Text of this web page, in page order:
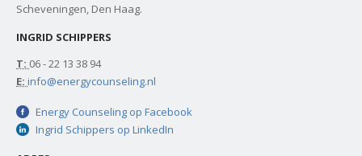
Scheveningen, Den Haag.
INGRID SCHIPPERS
T: 06 - 22 13 38 94
E: info@energycounseling.nl
Energy Counseling op Facebook
Ingrid Schippers op LinkedIn